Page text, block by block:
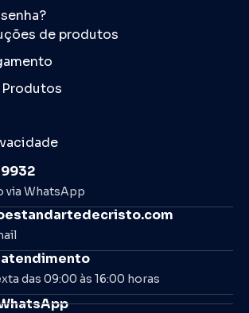
de produtos
via WhatsApp
atendimento
das 09:00 às 16:00 horas